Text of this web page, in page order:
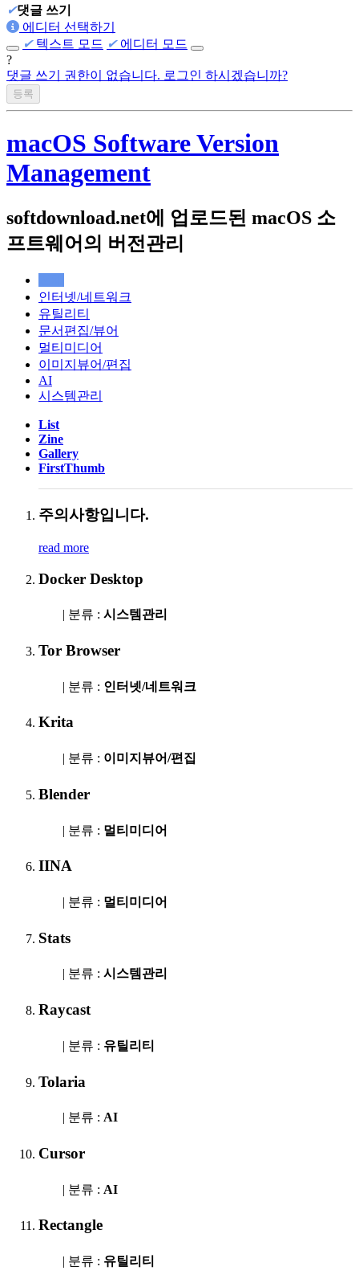
✔댓글 쓰기
에디터 선택하기
✔ 텍스트 모드 ✔ 에디터 모드
?
댓글 쓰기 권한이 없습니다. 로그인 하시겠습니까?
macOS Software Version
Management
softdownload.net에 업로드된 macOS 소
프트웨어의 버전관리
인터넷/네트워크
유틸리티
문서편집/뷰어
멀티미디어
이미지뷰어/편집
AI
시스템관리
List
Zine
Gallery
FirstThumb
주의사항입니다.
read more
Docker Desktop
| 분류 : 시스템관리
Tor Browser
| 분류 : 인터넷/네트워크
Krita
| 분류 : 이미지뷰어/편집
Blender
| 분류 : 멀티미디어
IINA
| 분류 : 멀티미디어
Stats
| 분류 : 시스템관리
Raycast
| 분류 : 유틸리티
Tolaria
| 분류 : AI
Cursor
| 분류 : AI
Rectangle
| 분류 : 유틸리티